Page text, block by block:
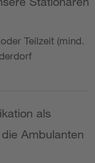
Teilzeit (mind.
als
Ambulanten